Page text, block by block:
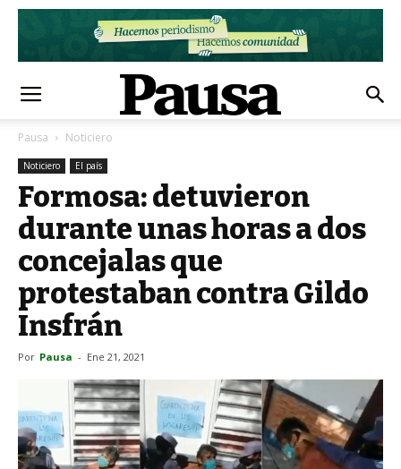
Pausa Noticiero
Noticiero El país
Formosa: detuvieron
durante unas horas a dos
concejalas que
protestaban contra Gildo
Insfrán
Por Pausa - Ene 21, 2021